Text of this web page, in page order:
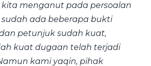
kita menganut pada persoalan
ada beberapa bukti
petunjuk sudah kuat,
kuat dugaan telah terjadi
kami yaqin, pihak